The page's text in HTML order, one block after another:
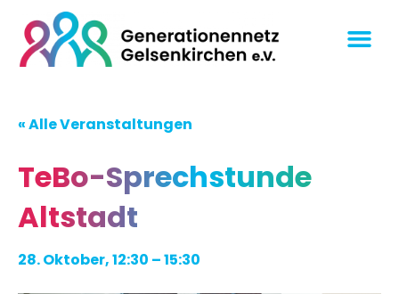
« Alle Veranstaltungen
TeBo-Sprechstunde
Altstadt
28. Oktober, 12:30 –15:30